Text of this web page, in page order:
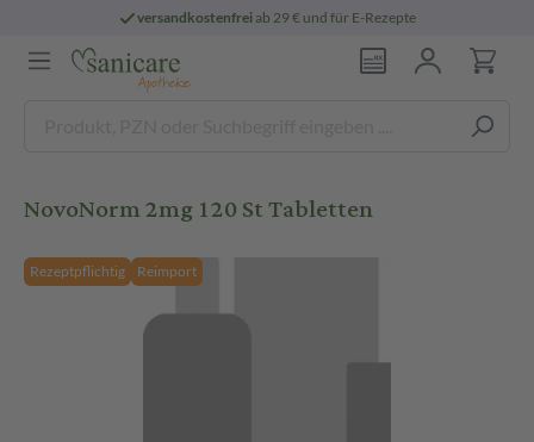
versandkostenfreiab 29 € und für E-Rezepte
NovoNorm 2mg 120 St Tabletten
Rezeptpflichtig Reimport